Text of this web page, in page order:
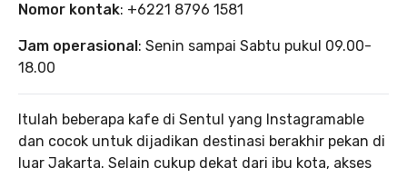
Nomor kontak: +6221 8796 1581
Jam operasional : Senin sampai Sabtu pukul 09.00-
18.00
Itulah beberapa kafe di Sentul yang Instagramable
dan cocok untuk dijadikan destinasi berakhir pekan di
luar Jakarta. Selain cukup dekat dari ibu kota, akses